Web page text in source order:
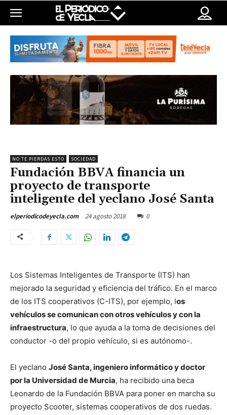
NO TE PIERDAS ESTO SOCIEDAD
Fundación BBVA financia un
proyecto de transporte
inteligente del yeclano José Santa
elperiodicodeyecla.com 24 agosto 2018 0
Los Sistemas Inteligentes de Transporte (ITS) han
mejorado la seguridad y eficiencia del tráfico. En el marco
de los ITS cooperativos (C-ITS), por ejemplo, los
vehículos se comunican con otros vehículos y con la
infraestructura, lo que ayuda a la toma de decisiones del
conductor -o del propio vehículo, si es autónomo-.
El yeclano José Santa, ingeniero informático y doctor
por la Universidad de Murcia, ha recibido una beca
Leonardo de la Fundación BBVA para poner en marcha su
proyecto Scooter, sistemas cooperativos de dos ruedas.